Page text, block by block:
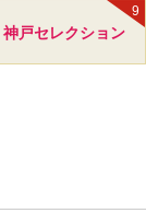
9
神戸セレクション